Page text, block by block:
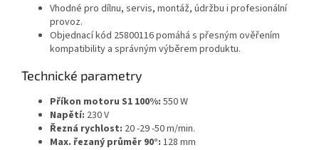
Vhodné pro dílnu, servis, montáž, údržbu i profesionální
provoz.
Objednací kód 25800116 pomáhá s přesným ověřením
kompatibility a správným výběrem produktu.
Technické parametry
Příkon motoru S1 100%: 550 W
Napětí: 230 V
Řezná rychlost: 20 -29 -50 m/min.
Max. řezaný průměr 90°: 128 mm